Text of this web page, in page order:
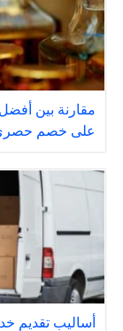
على خصم
أساليب تقديم